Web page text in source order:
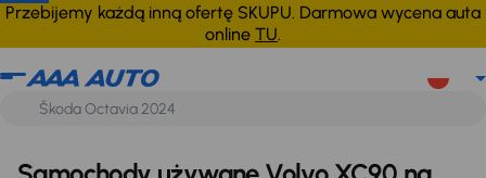
Przebijemy każdą inną ofertę SKUPU. Darmowa wycena auta
online TU.
Volvo XC90 Anuluj wszystko